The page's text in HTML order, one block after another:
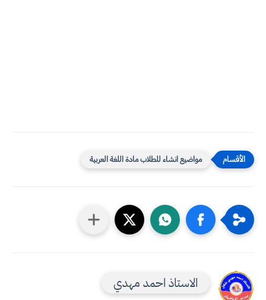
مواضيع انشاء للطلاب مادة اللغة العربية
الاستاذ احمد مهدي